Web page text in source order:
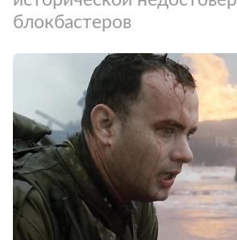
блокбастеров